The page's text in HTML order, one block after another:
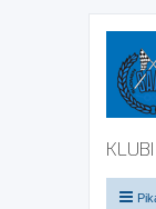
KLUBI